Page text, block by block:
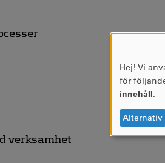
verksamhet
av
och
cookies
Hej! Vi
för
innehåll.
Alternativ